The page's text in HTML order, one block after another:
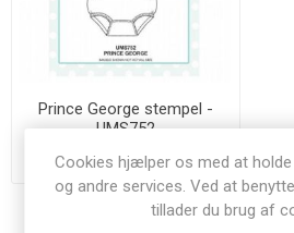
Prince George stempel -
UMS752
50,00 kr.
Cookies hjælper os med at
og andre services. Ved at
tillader du brug af